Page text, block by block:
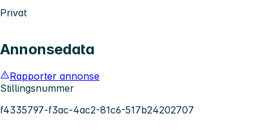
Privat
Annonsedata
Rapporter annonse
Stillingsnummer
f4335797-f3ac-4ac2-81c6-517b24202707